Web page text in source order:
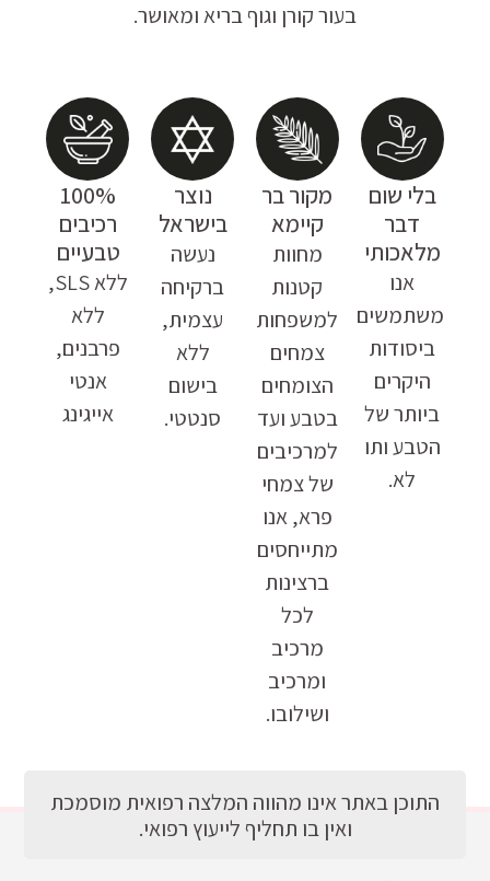
בעור קורן וגוף בריא ומאושר.
100%
רכיבים
טבעיים
ללא SLS,
ללא
פרבנים,
אנטי
אייגינג
נוצר
בישראל
נעשה
ברקיחה
עצמית,
ללא
בישום
סנטטי.
מקור בר
קיימא
מחוות
קטנות
למשפחות
צמחים
הצומחים
בטבע ועד
למרכיבים
של צמחי
פרא, אנו
מתייחסים
ברצינות
לכל
מרכיב
ומרכיב
ושילובו.
בלי שום
דבר
מלאכותי
אנו
משתמשים
ביסודות
היקרים
ביותר של
הטבע ותו
לא.
התוכן באתר אינו מהווה המלצה רפואית מוסמכת
ואין בו תחליף לייעוץ רפואי.